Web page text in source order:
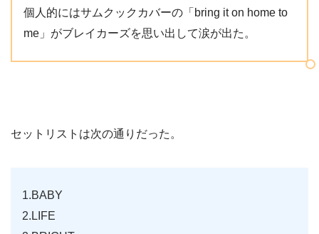
個人的にはサムクックカバーの「bring it on home to
me」がブレイカーズを思い出して涙が出た。
セットリストは次の通りだった。
1.BABY
2.LIFE